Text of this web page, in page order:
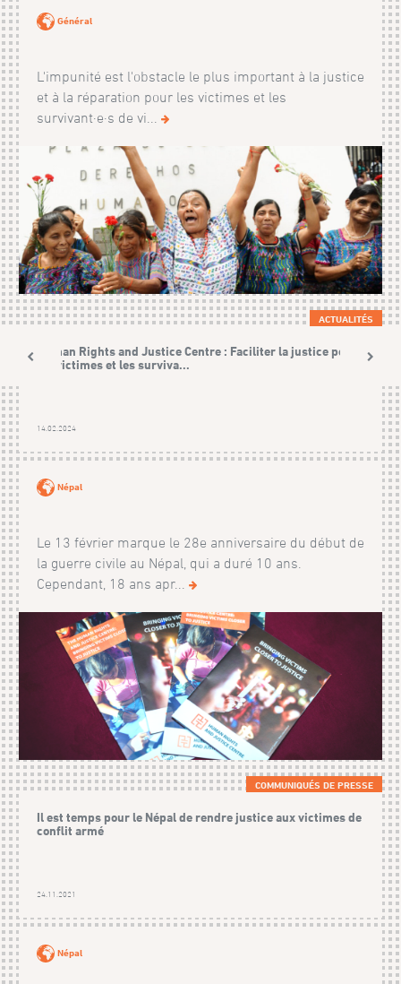
Général
L'impunité est l'obstacle le plus important à la justice
et à la réparation pour les victimes et les
survivant·e·s de vi...
ACTUALITÉS
Human Rights and Justice Centre : Faciliter la justice pour
les victimes et les surviva...
14.02.2024
Népal
Le 13 février marque le 28e anniversaire du début de
la guerre civile au Népal, qui a duré 10 ans.
Cependant, 18 ans apr...
COMMUNIQUÉS DE PRESSE
Il est temps pour le Népal de rendre justice aux victimes de
conflit armé
24.11.2021
Népal